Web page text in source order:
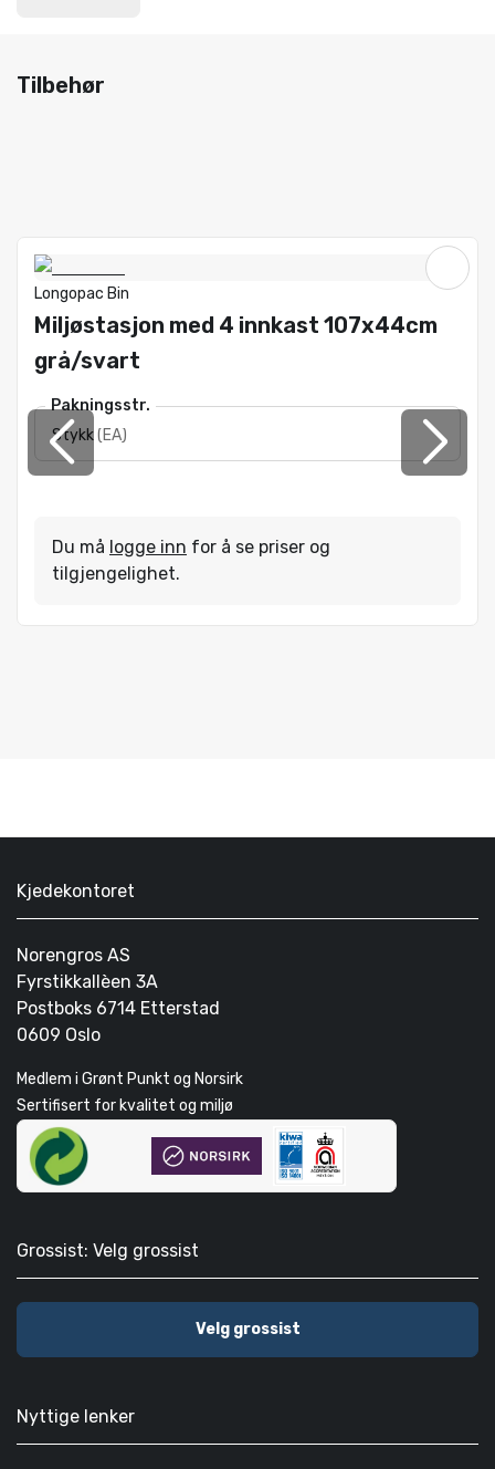
Tilbehør
Longopac Bin
Miljøstasjon med 4 innkast 107x44cm
grå/svart
Pakningsstr.
Stykk(EA)
Du må logge inn for å se priser og
tilgjengelighet.
Kjedekontoret
Norengros AS
Fyrstikkallèen 3A
Postboks 6714 Etterstad
0609 Oslo
Medlem i Grønt Punkt og Norsirk
Sertifisert for kvalitet og miljø
Grossist: Velg grossist
Velg grossist
Nyttige lenker